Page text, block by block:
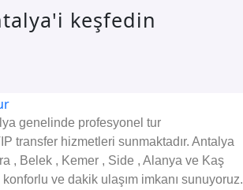
keşfedin
genelinde profesyonel tur
transfer hizmetleri sunmaktadır. Antalya
, Belek , Kemer , Side , Alanya ve Kaş
ve dakik ulaşım imkanı sunuyoruz.